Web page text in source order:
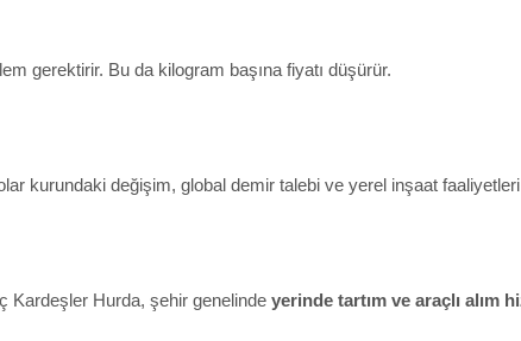
gerektirir. Bu da kilogram başına fiyatı düşürür.
kurundaki değişim, global demir talebi ve yerel inşaat
Kardeşler Hurda, şehir genelinde yerinde tartım ve araçlı alım